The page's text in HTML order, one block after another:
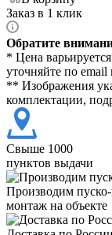
Заказ в 1 клик
Обратите
* Цена
уточняйте по email
** Изображения
комплектации,
Свыше 1000
пунктов выдачи
Производим
монтаж на объекте